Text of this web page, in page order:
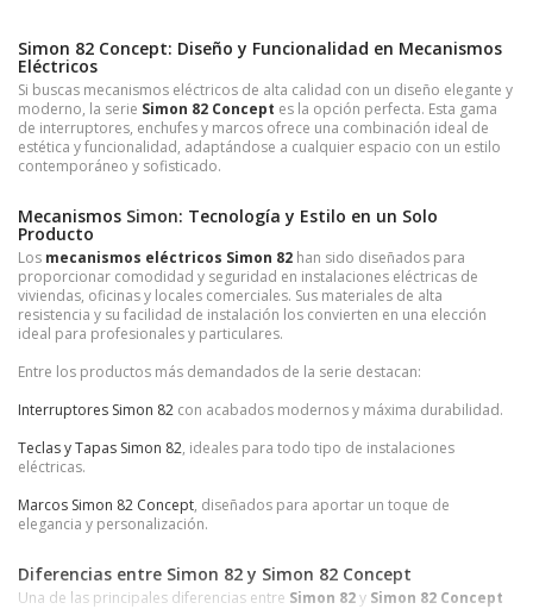
Simon 82 Concept: Diseño y Funcionalidad en Mecanismos
Eléctricos
Si buscas mecanismos eléctricos de alta calidad con un diseño elegante y
moderno, la serie Simon 82 Concept es la opción perfecta. Esta gama
de interruptores, enchufes y marcos ofrece una combinación ideal de
estética y funcionalidad, adaptándose a cualquier espacio con un estilo
contemporáneo y sofisticado.
Mecanismos Simon: Tecnología y Estilo en un Solo
Producto
Los mecanismos eléctricos Simon 82 han sido diseñados para
proporcionar comodidad y seguridad en instalaciones eléctricas de
viviendas, oficinas y locales comerciales. Sus materiales de alta
resistencia y su facilidad de instalación los convierten en una elección
ideal para profesionales y particulares.
Entre los productos más demandados de la serie destacan:
Interruptores Simon 82 con acabados modernos y máxima durabilidad.
Teclas y Tapas Simon 82, ideales para todo tipo de instalaciones
eléctricas.
Marcos Simon 82 Concept, diseñados para aportar un toque de
elegancia y personalización.
Diferencias entre Simon 82 y Simon 82 Concept
Una de las principales diferencias entre Simon 82y Simon 82 Concept